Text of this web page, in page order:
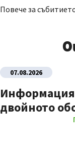
Повече за
07.08.2026
Информация
двойното